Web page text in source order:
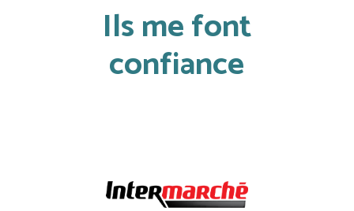
Ils me font
confiance